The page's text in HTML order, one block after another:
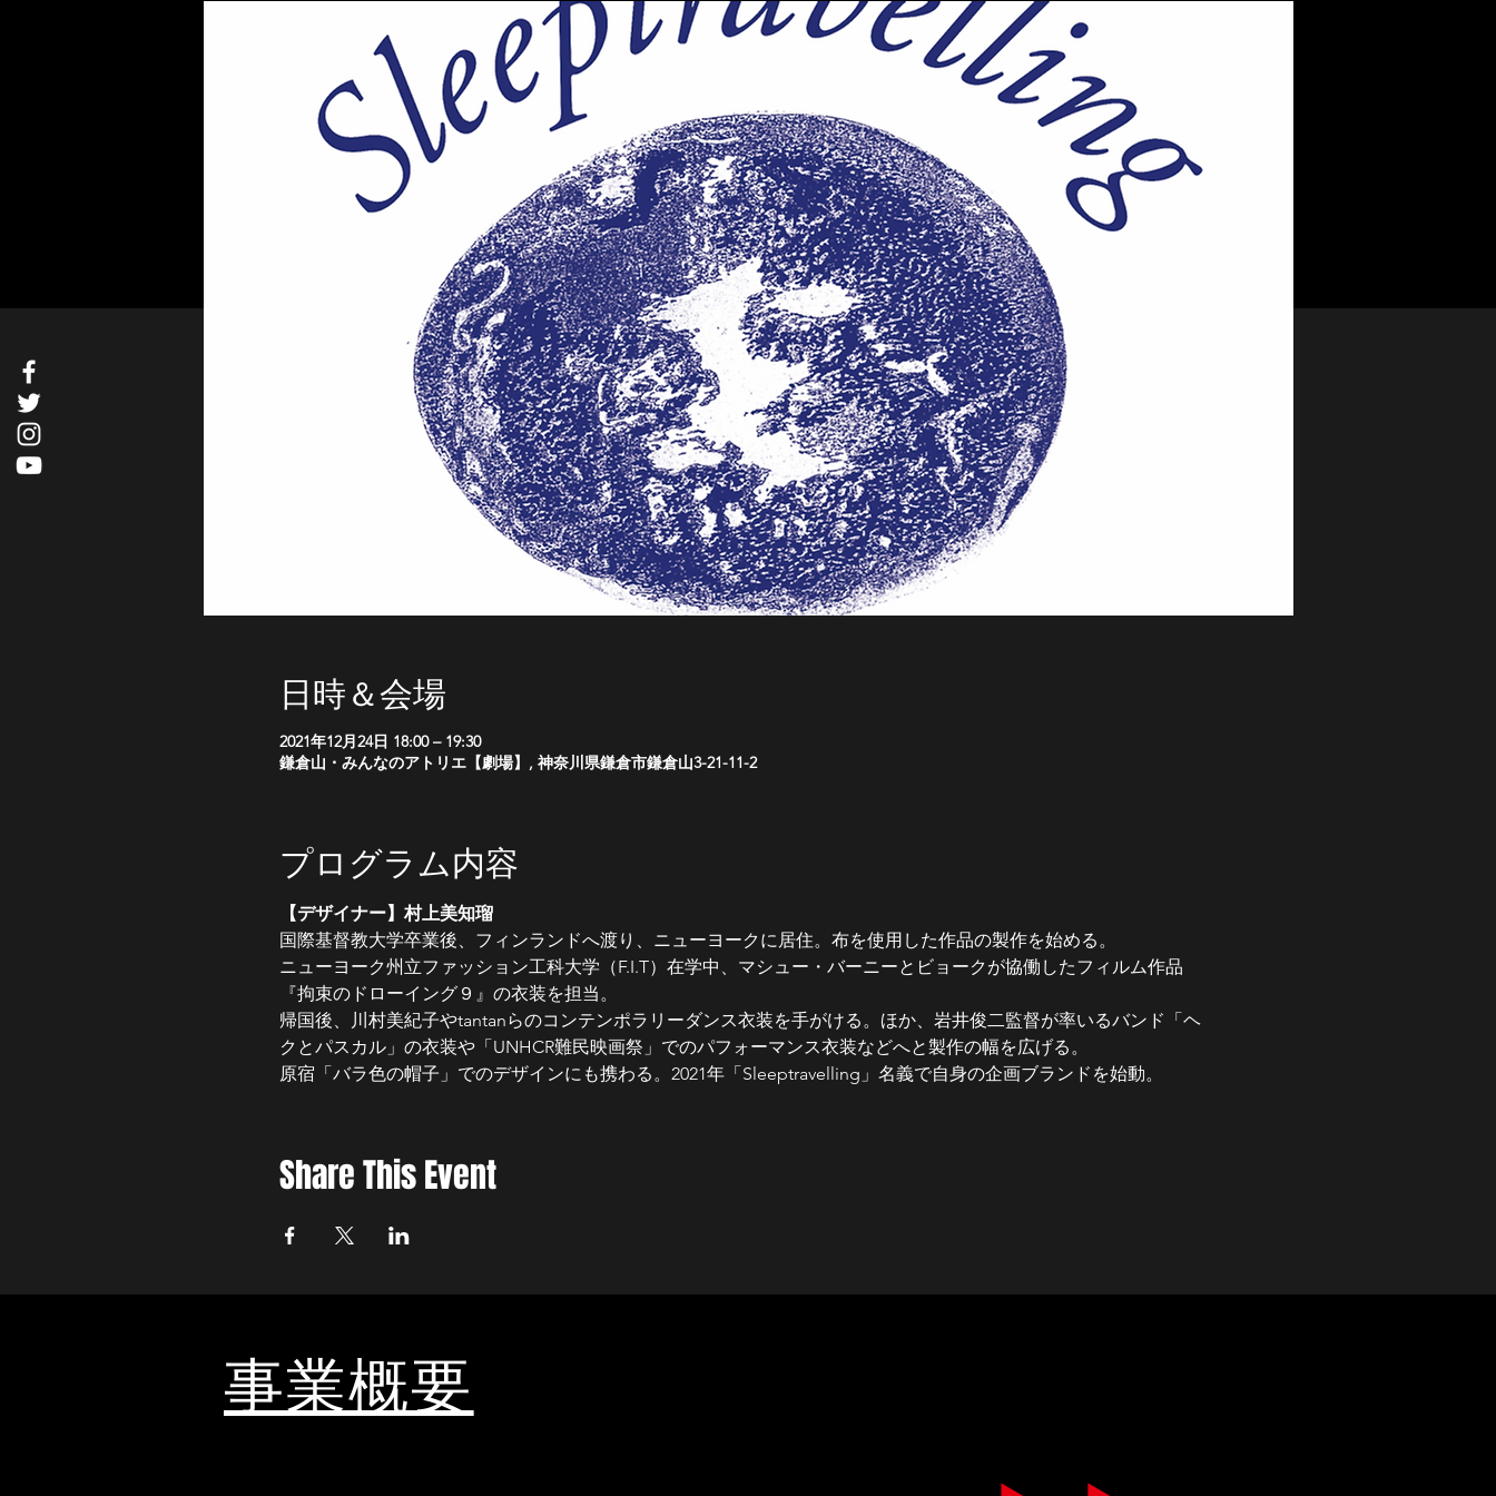
日時＆会場
2021年12月24日 18:00 – 19:30
鎌倉山・みんなのアトリエ【劇場】, 神奈川県鎌倉市鎌倉山3-21-11-2
プログラム内容
【デザイナー】村上美知瑠
国際基督教大学卒業後、フィンランドへ渡り、ニューヨークに居住。布を使用した作品の製作を始める。
ニューヨーク州立ファッション工科大学（F.I.T）在学中、マシュー・バーニーとビョークが協働したフィルム作品
『拘束のドローイング９』の衣装を担当。
帰国後、川村美紀子やtantanらのコンテンポラリーダンス衣装を手がける。ほか、岩井俊二監督が率いるバンド「ヘ
クとパスカル」の衣装や「UNHCR難民映画祭」でのパフォーマンス衣装などへと製作の幅を広げる。
原宿「バラ色の帽子」でのデザインにも携わる。2021年「Sleeptravelling」名義で自身の企画ブランドを始動。
Share This Event
事業概要